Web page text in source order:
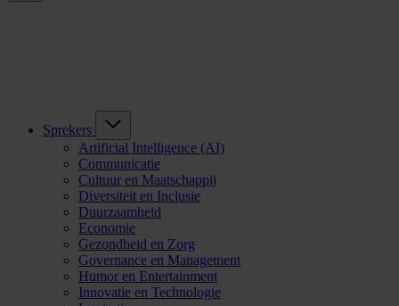
Sprekers
Artificial Intelligence (AI)
Communicatie
Cultuur en Maatschappij
Diversiteit en Inclusie
Duurzaamheid
Economie
Gezondheid en Zorg
Governance en Management
Humor en Entertainment
Innovatie en Technologie